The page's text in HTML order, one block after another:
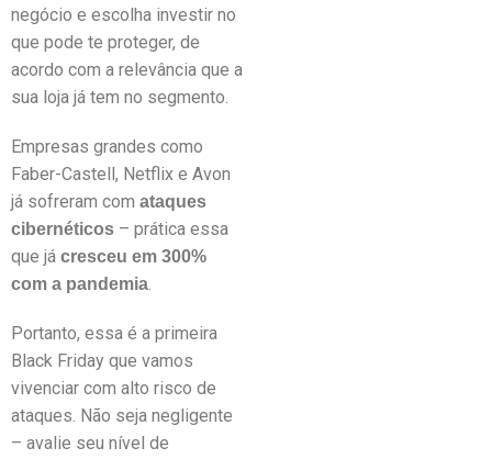
negócio e escolha investir no
que pode te proteger, de
acordo com a relevância que a
sua loja já tem no segmento.
Empresas grandes como
Faber-Castell, Netflix e Avon
já sofreram com ataques
cibernéticos – prática essa
que já cresceu em 300%
com a pandemia.
Portanto, essa é a primeira
Black Friday que vamos
vivenciar com alto risco de
ataques. Não seja negligente
– avalie seu nível de